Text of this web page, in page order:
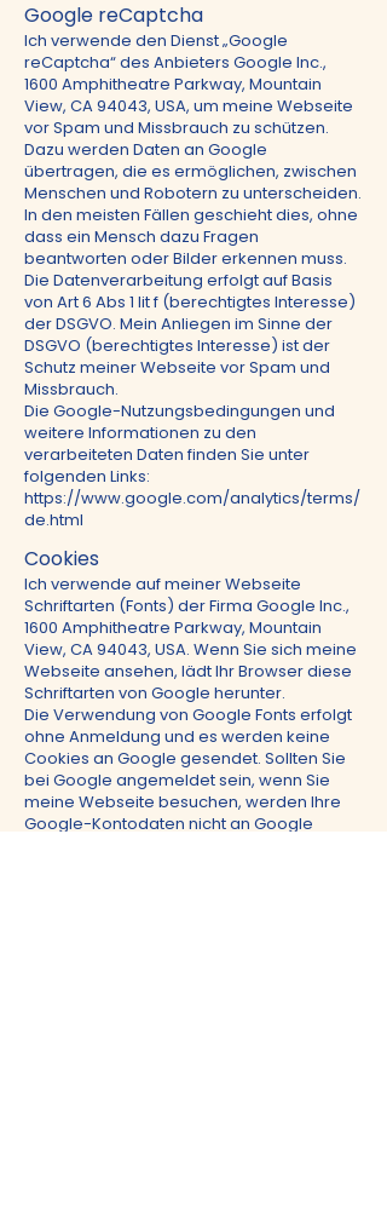
Google reCaptcha
Ich verwende den Dienst „Google
reCaptcha“ des Anbieters Google Inc.,
1600 Amphitheatre Parkway, Mountain
View, CA 94043, USA, um meine Webseite
vor Spam und Missbrauch zu schützen.
Dazu werden Daten an Google
übertragen, die es ermöglichen, zwischen
Menschen und Robotern zu unterscheiden.
In den meisten Fällen geschieht dies, ohne
dass ein Mensch dazu Fragen
beantworten oder Bilder erkennen muss.
Die Datenverarbeitung erfolgt auf Basis
von Art 6 Abs 1 lit f (berechtigtes Interesse)
der DSGVO. Mein Anliegen im Sinne der
DSGVO (berechtigtes Interesse) ist der
Schutz meiner Webseite vor Spam und
Missbrauch.
Die Google-Nutzungsbedingungen und
weitere Informationen zu den
verarbeiteten Daten finden Sie unter
folgenden Links:
https://www.google.com/analytics/terms/
de.html
Cookies
Ich verwende auf meiner Webseite
Schriftarten (Fonts) der Firma Google Inc.,
1600 Amphitheatre Parkway, Mountain
View, CA 94043, USA. Wenn Sie sich meine
Webseite ansehen, lädt Ihr Browser diese
Schriftarten von Google herunter.
Die Verwendung von Google Fonts erfolgt
ohne Anmeldung und es werden keine
Cookies an Google gesendet. Sollten Sie
bei Google angemeldet sein, wenn Sie
meine Webseite besuchen, werden Ihre
Google-Kontodaten nicht an Google